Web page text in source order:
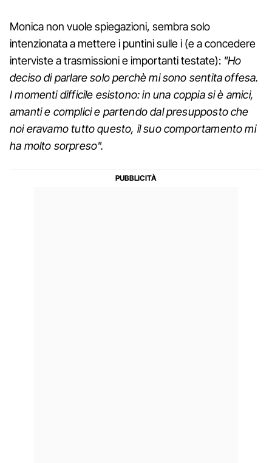
Monica non vuole spiegazioni, sembra solo
intenzionata a mettere i puntini sulle i (e a concedere
interviste a trasmissioni e importanti testate): "Ho
deciso di parlare solo perchè mi sono sentita offesa.
I momenti difficile esistono: in una coppia si è amici,
amanti e complici e partendo dal presupposto che
noi eravamo tutto questo, il suo comportamento mi
ha molto sorpreso".